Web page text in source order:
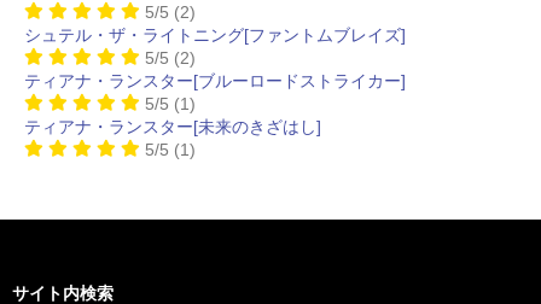
5/5 (2)
シュテル・ザ・ライトニング[ファントムブレイズ]
5/5 (2)
ティアナ・ランスター[ブルーロードストライカー]
5/5 (1)
ティアナ・ランスター[未来のきざはし]
5/5 (1)
サイト内検索